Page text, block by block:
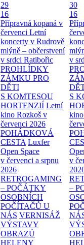
29
16
Přípravná kopaná v
červenci Letní
koncerty v Rudrově
mlýně – občerstvení
v srdci Ratibořic
PROHLÍDKY
ZÁMKU PRO
DĚTI
S KOMTESOU
HORTENZIÍ Letní
kino Rozkoš v
červenci 2026
POHÁDKOVÁ
CESTA Luxfer
Open Space
v červenci a srpnu
2026
RETROGAMING
– POČÁTKY
OSOBNÍCH
POČÍTAČŮ U
NÁS VERNISÁŽ
VÝSTAVY
OBRAZŮ
HELENY
30
16
v
S
v
–